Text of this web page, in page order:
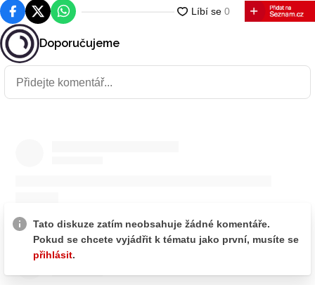
FacebookPlatforma X
WhatsApp
Doporučujeme